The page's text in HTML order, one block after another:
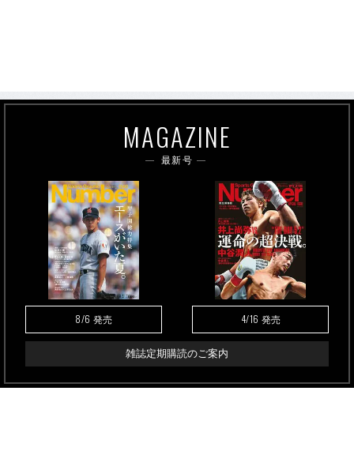
MAGAZINE
最新号
8/6 発売 4/16 発売
雑誌定期購読のご案内